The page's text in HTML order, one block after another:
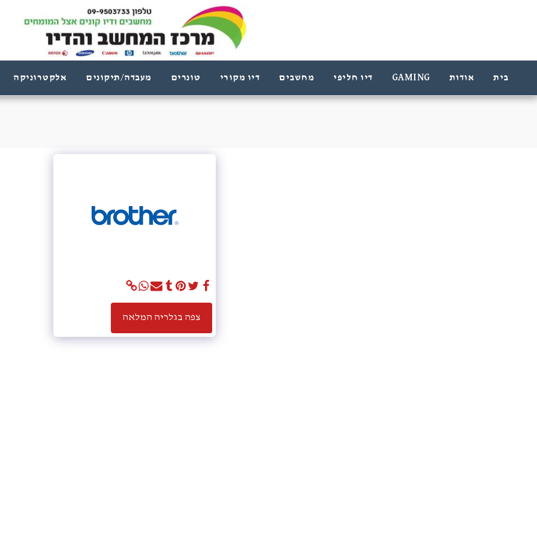
בית אודות GAMING דיו חליפי מחשבים דיו מקורי טונרים מעבדה/תיקונים אלקטרוניקה
צפה בגלריה המלאה